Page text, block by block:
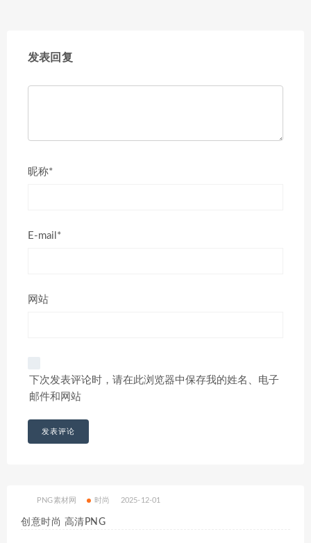
发表回复
昵称*
E-mail*
网站
下次发表评论时，请在此浏览器中保存我的姓名、电子
邮件和网站
PNG素材网 时尚 2025-12-01
创意时尚 高清PNG